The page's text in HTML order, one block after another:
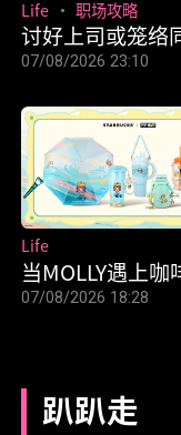
讨好上司或笼络
Life 职场攻略
07/08/2026 23:10
当MOLLY遇上咖
Life
07/08/2026 18:28
趴趴走